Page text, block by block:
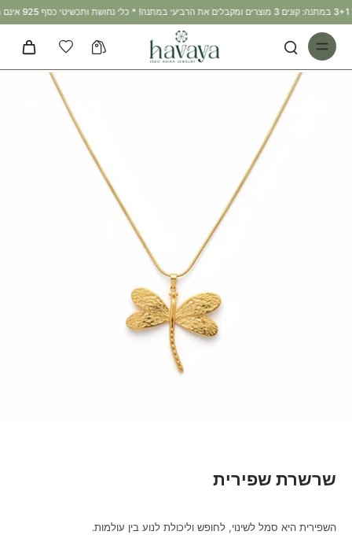
שרשרת שפירית
השפירית היא סמל לשינוי, לחופש וליכולת לנוע בין עולמות.